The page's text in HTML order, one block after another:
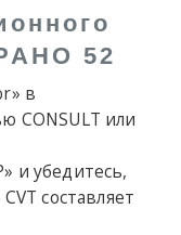
52
в
CONSULT или
и убедитесь,
составляет